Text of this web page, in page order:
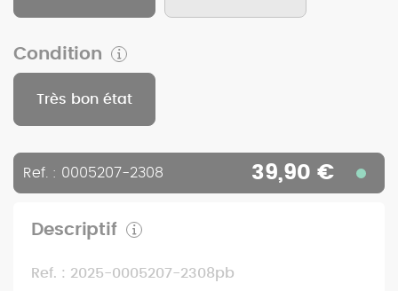
Condition
Très bon état
Ref. : 0005207-2308 39,90 €
Descriptif
Ref. : 2025-0005207-2308pb